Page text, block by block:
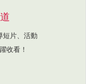
短片、活動
收看！